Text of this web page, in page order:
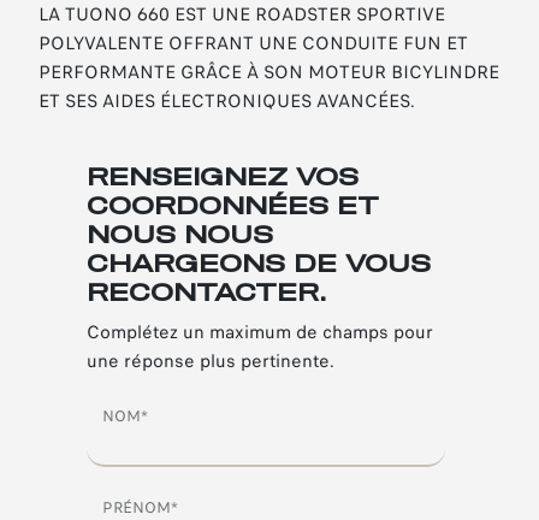
LA TUONO 660 EST UNE ROADSTER SPORTIVE
POLYVALENTE OFFRANT UNE CONDUITE FUN ET
PERFORMANTE GRÂCE À SON MOTEUR BICYLINDRE
ET SES AIDES ÉLECTRONIQUES AVANCÉES.
RENSEIGNEZ VOS
COORDONNÉES ET
NOUS NOUS
CHARGEONS DE VOUS
RECONTACTER.
Complétez un maximum de champs pour
une réponse plus pertinente.
NOM*
PRÉNOM*